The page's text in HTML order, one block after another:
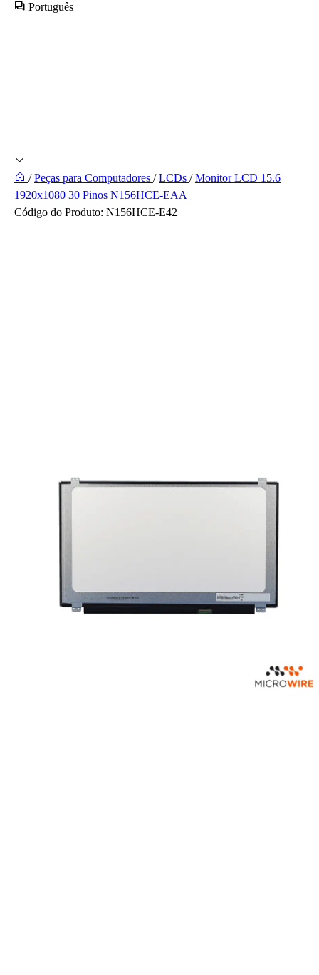
Português
/ Peças para Computadores / LCDs / Monitor LCD 15.6
1920x1080 30 Pinos N156HCE-EAA
Código do Produto: N156HCE-E42